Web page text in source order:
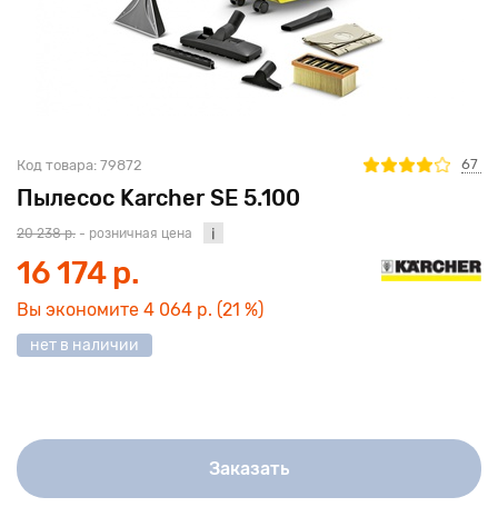
Пылесос Karcher SE 5.100
Код товара: 79872 67
20 238 р. - розничная цена
16 174 р.
Вы экономите 4 064 р. (21 %)
нет в наличии
Заказать